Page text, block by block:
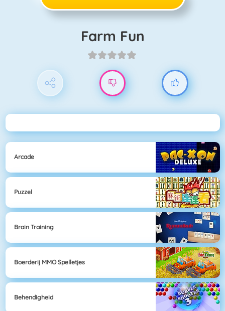
Farm Fun
Arcade
Puzzel
Brain Training
Boerderij MMO Spelletjes
Behendigheid